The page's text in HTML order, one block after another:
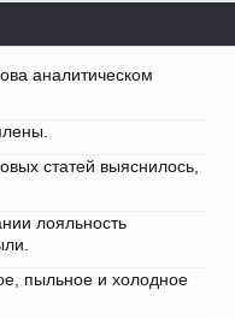
аналитическом
статей выяснилось,
лояльность
пыльное и холодное